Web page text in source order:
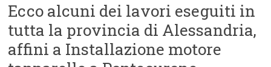
Ecco alcuni dei lavori eseguiti in
tutta la provincia di Alessandria,
affini a Installazione motore